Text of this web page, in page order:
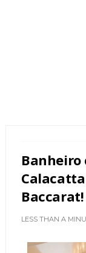
Banheiro
Baccarat!
LESS THAN A